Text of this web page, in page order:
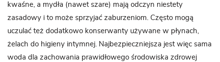
kwaśne, a mydła (nawet szare) mają odczyn niestety
zasadowy i to może sprzyjać zaburzeniom. Często mogą
uczulać też dodatkowo konserwanty używane w płynach,
żelach do higieny intymnej. Najbezpieczniejsza jest więc sama
woda dla zachowania prawidłowego środowiska zdrowej